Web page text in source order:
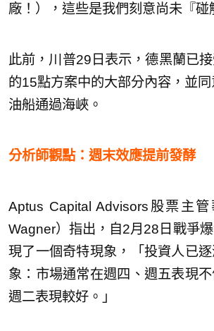
廠！），這些是我們刻意尚未『碰
此前，川普29日表示，德黑蘭已
的15點方案中的大部分內容，並
油船通過海峽。
分析師觀點：週末效應提前發酵
Aptus Capital Advisors股票主
Wagner）指出，自2月28日戰爭
現了一個奇特現象，「投資人已
象：市場通常在週四、週五表現不
週二表現較好。」